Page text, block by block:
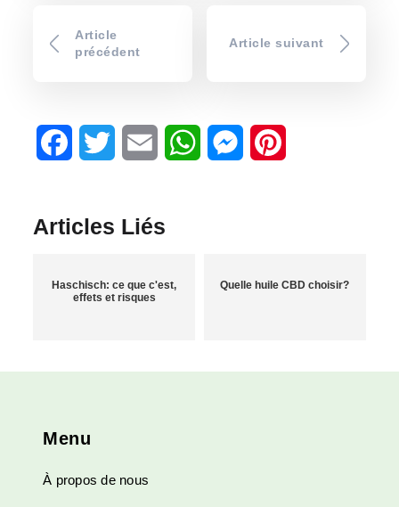
Article
précédent
Article suivant
FacebookTwitter Email WhatsAppMessenger
Articles Liés
Haschisch: ce que c'est,
effets et risques
Quelle huile CBD choisir?
Menu
À propos de nous